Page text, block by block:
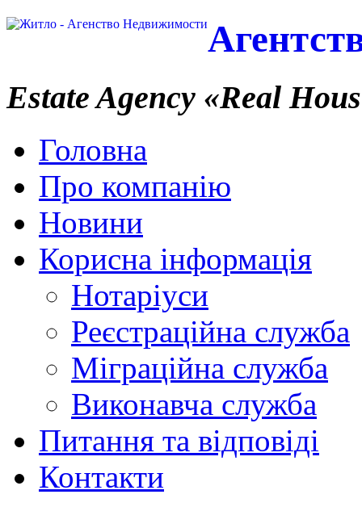
Estate Agency «Real
Головна
Про компанію
Новини
Корисна інформація
Нотаріуси
Реєстраційна служба
Міграційна служба
Виконавча служба
Питання та відповіді
Контакти